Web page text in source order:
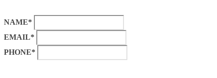
NAME*
EMAIL*
PHONE*